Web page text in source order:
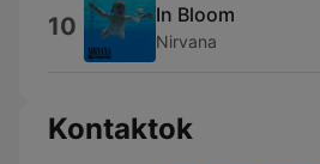
10 In Bloom
Nirvana
Kontaktok